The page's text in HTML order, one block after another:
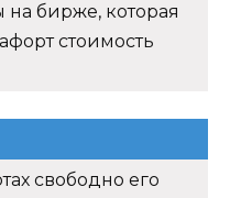
бирже, которая
стоимость
свободно его